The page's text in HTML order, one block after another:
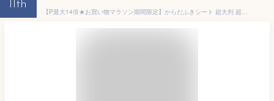
11th
【P最大14倍★お買い物マラソン期間限定】からだふきシート 超大判 超厚手 30枚入×24個セット(計720枚）体拭きシート 大判 ウエットティッシュ ウェットタオル ぬれタオル 介護用品 防災グッズ ボディタオル 使い捨てタオル